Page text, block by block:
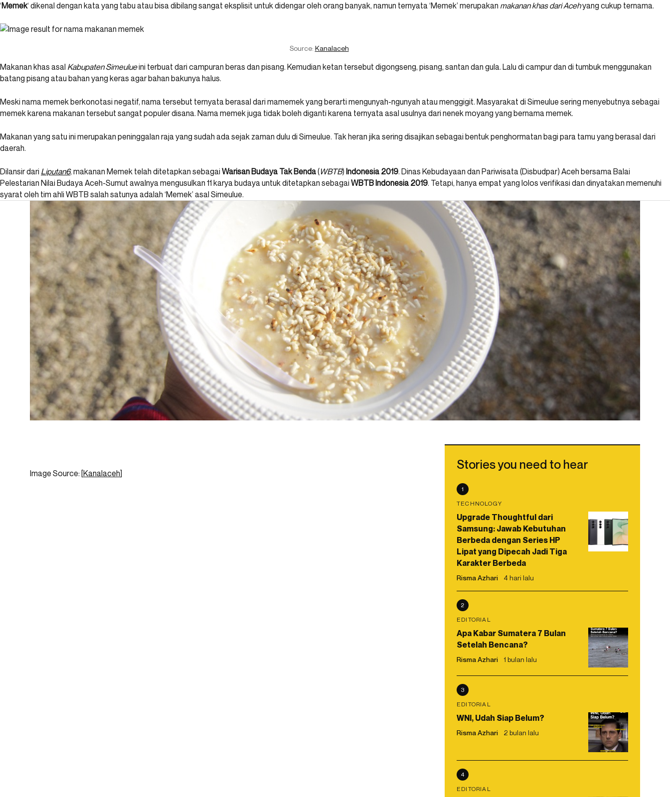
POP CULTURE MAGAZINES
Ini Dia ‘Memek’ Khas Aceh, Enak Ga Ya?
‘Memek‘ dikenal dengan kata yang tabu atau bisa dibilang sangat eksplisit untuk didengar oleh orang banyak, namun ternyata ‘Memek’ merupakan makanan khas dari Acehyang cukup ternama.
Source: Kanalaceh
Makanan khas asal Kabupaten Simeulueini terbuat dari campuran beras dan pisang. Kemudian ketan tersebut digongseng, pisang, santan dan gula. Lalu di campur dan di tumbuk menggunakan
batang pisang atau bahan yang keras agar bahan bakunya halus.
Meski nama memek berkonotasi negatif, nama tersebut ternyata berasal dari mamemek yang berarti mengunyah-ngunyah atau menggigit. Masyarakat di Simeulue sering menyebutnya sebagai
memek karena makanan tersebut sangat populer disana. Nama memek juga tidak boleh diganti karena ternyata asal usulnya dari nenek moyang yang bernama memek.
Makanan yang satu ini merupakan peninggalan raja yang sudah ada sejak zaman dulu di Simeulue. Tak heran jika sering disajikan sebagai bentuk penghormatan bagi para tamu yang berasal dari
daerah.
Dilansir dari Liputan6, makanan Memek telah ditetapkan sebagai Warisan Budaya Tak Benda(WBTB) Indonesia 2019. Dinas Kebudayaan dan Pariwisata (Disbudpar) Aceh bersama Balai
Pelestarian Nilai Budaya Aceh-Sumut awalnya mengusulkan 11 karya budaya untuk ditetapkan sebagai WBTB Indonesia 2019. Tetapi, hanya empat yang lolos verifikasi dan dinyatakan memenuhi
syarat oleh tim ahli WBTB salah satunya adalah ‘Memek’ asal Simeulue.
Image Source: [Kanalaceh]
Stories you need to hear
1
TECHNOLOGY
Upgrade Thoughtful dari
Samsung: Jawab Kebutuhan
Berbeda dengan Series HP
Lipat yang Dipecah Jadi Tiga
Karakter Berbeda
Risma Azhari 4 hari lalu
2
EDITORIAL
Apa Kabar Sumatera 7 Bulan
Setelah Bencana?
Risma Azhari 1 bulan lalu
3
EDITORIAL
WNI, Udah Siap Belum?
Risma Azhari 2 bulan lalu
4
EDITORIAL